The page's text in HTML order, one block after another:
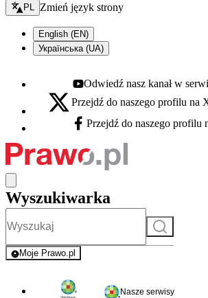
Zmień język - bieżący:
PL Zmień język strony
English (EN)
Українська (UA)
Youtube - otwiera się w nowej karcie
Odwiedź nasz kanał w
X - otwiera się w nowej karcie
Przejdź do naszego profilu na
Facebook - otwiera się w nowej karcie
Przejdź do naszego profilu
Wyszukiwarka
Szukaj
Moje Prawo.pl
- rejestracja i logowanie do serwisu
Nasze serwisy